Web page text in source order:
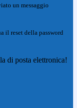
un messaggio
il reset della password
di posta elettronica!